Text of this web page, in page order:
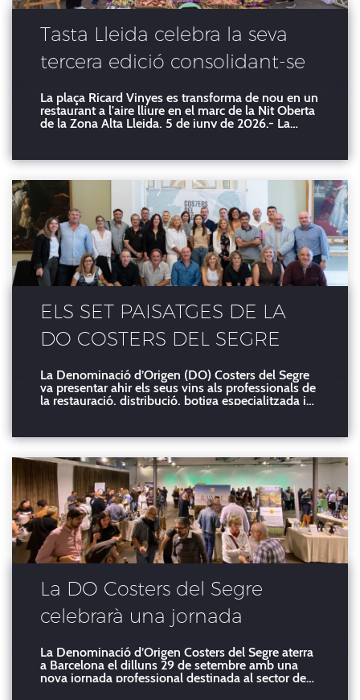
Tasta Lleida celebra la seva
tercera edició consolidant-se
com el gran aparador
gastronòmic dels productes
Lleida
La plaça Ricard Vinyes es transforma de nou en un
restaurant a l'aire lliure en el marc de la Nit Oberta
de la Zona Alta Lleida, 5 de juny de 2026.- La
lliure amb motiu de la tercera edició del Tasta
ELS SET PAISATGES DE LA
DO COSTERS DEL SEGRE
BRILLEN A BARCELONA
DAVANT MÉS DE 300
La Denominació d’Origen (DO) Costers del Segre
va presentar ahir els seus vins als professionals de
la restauració, distribució, botiga especialitzada i
professionals a conèixer les noves anyades i les
La DO Costers del Segre
celebrarà una jornada
professional a Barcelona
La Denominació d’Origen Costers del Segre aterra
a Barcelona el dilluns 29 de setembre amb una
nova jornada professional destinada al sector de